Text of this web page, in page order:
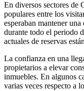
En diversos sectores de
populares entre los
esperaban mantener
durante todo el periodo
actuales de reservas
La confianza en una
propietarios a elevar
inmuebles. En algunos
varias veces respecto a